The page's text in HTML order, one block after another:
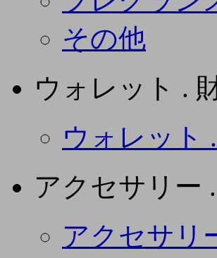
その他
ウォレット .
ウォレット
アクセサリー
アクセサリ